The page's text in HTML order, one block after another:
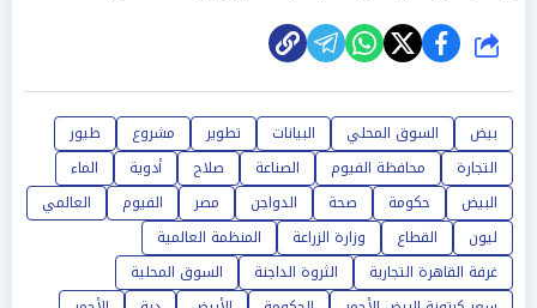
شارك
بيض السوق المحلي البيانات تطوير مشروع
طيور
التجارة
محافظة الفيوم الصناعة صلاح أدوية
الماء
البيض
حكومة صحة الدواجن مصر الفيوم
العالمي
ليون
القطاع وزارة الزراعة
المنظمة العالمية
غرفة القاهرة التجارية
الثروة الداجنة
السوق المحلية